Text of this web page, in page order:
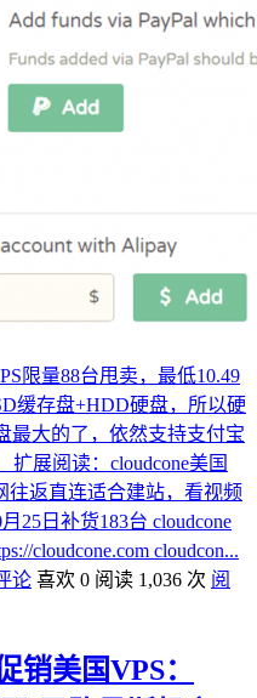
限量88台甩卖，最低10.49
缓存盘+HDD硬盘，所以硬
最大的了，依然支持支付宝
扩展阅读：cloudcone美国
往返直连适合建站，看视频
25日补货183台 cloudcone
cloudcone.com cloudcon...
论 喜欢 0 阅读 1,036 次 阅
销美国VPS：